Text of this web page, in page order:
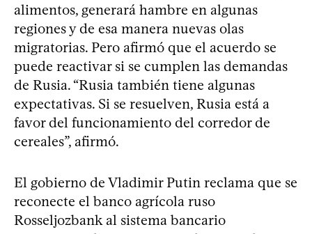
alimentos, generará hambre en algunas
regiones y de esa manera nuevas olas
migratorias. Pero afirmó que el acuerdo se
puede reactivar si se cumplen las demandas
de Rusia. “Rusia también tiene algunas
expectativas. Si se resuelven, Rusia está a
favor del funcionamiento del corredor de
cereales”, afirmó.
El gobierno de Vladimir Putin reclama que se
reconecte el banco agrícola ruso
Rosseljozbank al sistema bancario